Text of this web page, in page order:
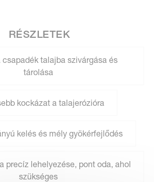
RÉSZLETEK
csapadék talajba szivárgása és
tárolása
kockázat a talajerózióra
kelés és mély gyökérfejlődés
precíz lehelyezése, pont oda, ahol
szükséges